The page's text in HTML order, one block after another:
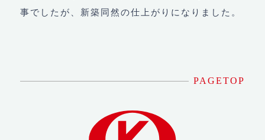
事でしたが、新築同然の仕上がりになりました。
PAGETOP